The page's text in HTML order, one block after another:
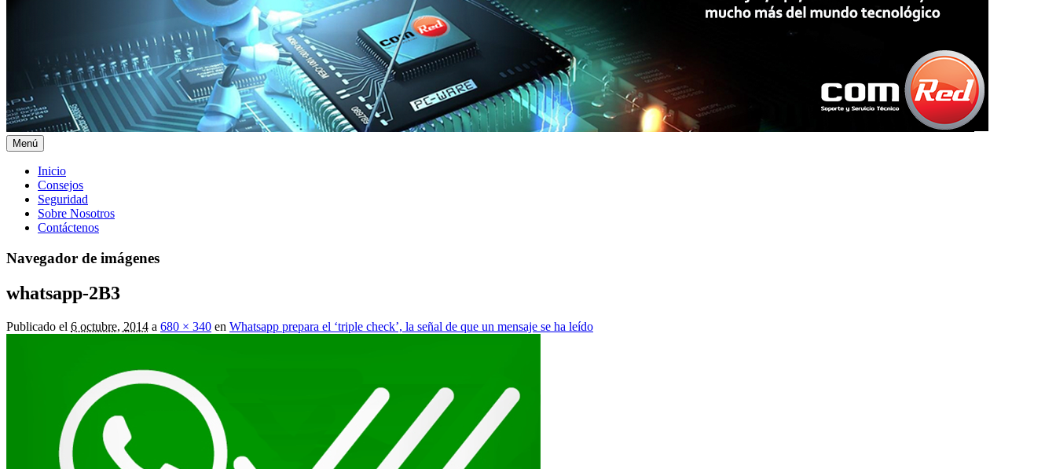
Menú
Menú
principal
Inicio
Consejos
Seguridad
Sobre Nosotros
Contáctenos
Navegador de imágenes
whatsapp-2B3
Publicado el 6 octubre, 2014 a 680 × 340 en Whatsapp prepara el ‘triple check’, la señal de que un mensaje se ha leído